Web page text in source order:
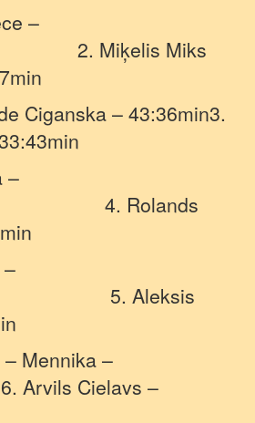
–
2. Miķelis Miks
Ciganska – 43:36min3.
–
4. Rolands
5. Aleksis
Mennika –
6. Arvils Cielavs –